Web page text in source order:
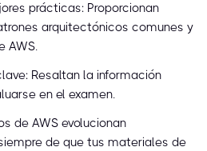
prácticas: Proporcionan
arquitectónicos comunes y
AWS.
Resaltan la información
en el examen.
de AWS evolucionan
de que tus materiales de